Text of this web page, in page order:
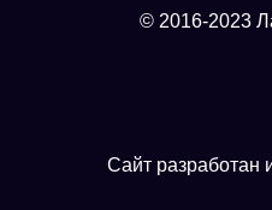
© 2016-2023
Сайт разработан